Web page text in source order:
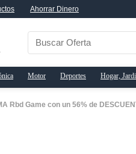
Ahorrar Dinero
Motor Deportes Hogar,
Rbd Game con un 56% de